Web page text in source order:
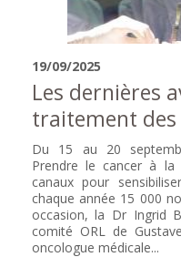
19/09/2025
Les dernières
traitement des
Du 15 au 20
Prendre le cancer à
canaux pour
chaque année 15 000
occasion, la Dr Ingrid
comité ORL de
oncologue médicale...